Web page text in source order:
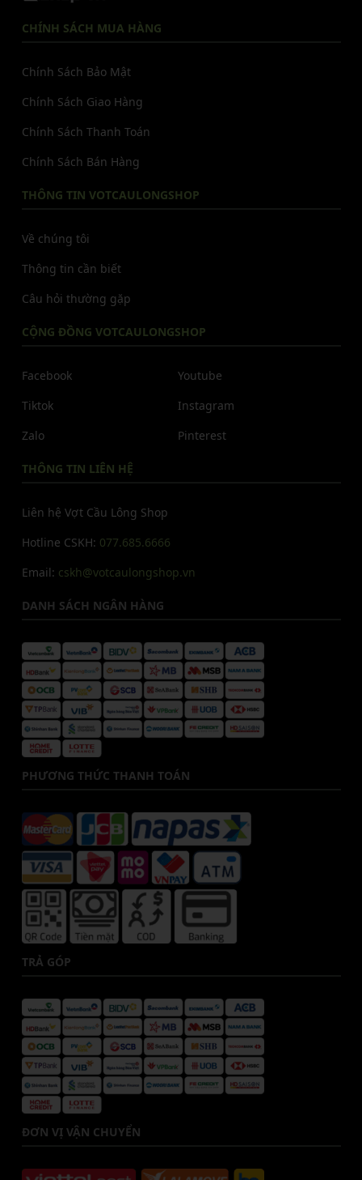
CHÍNH SÁCH MUA HÀNG
Chính Sách Bảo Mật
Chính Sách Giao Hàng
Chính Sách Thanh Toán
Chính Sách Bán Hàng
THÔNG TIN VOTCAULONGSHOP
Về chúng tôi
Thông tin cần biết
Câu hỏi thường gặp
CỘNG ĐỒNG VOTCAULONGSHOP
Facebook
Tiktok
Zalo
Youtube
Instagram
Pinterest
THÔNG TIN LIÊN HỆ
Liên hệ Vợt Cầu Lông Shop
Hotline CSKH: 077.685.6666
Email: cskh@votcaulongshop.vn
DANH SÁCH NGÂN HÀNG
PHƯƠNG THỨC THANH TOÁN
TRẢ GÓP
ĐƠN VỊ VẬN CHUYỂN